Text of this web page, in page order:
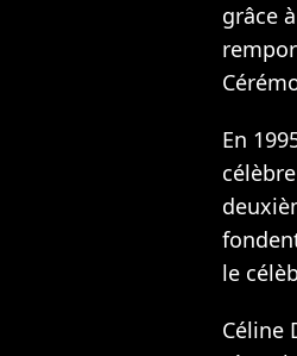
grâce
En
célèbre
le
Céline